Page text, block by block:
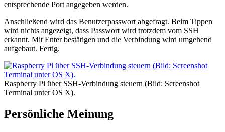
entsprechende Port angegeben werden.
Anschließend wird das Benutzerpasswort abgefragt. Beim Tippen
wird nichts angezeigt, dass Passwort wird trotzdem vom SSH
erkannt. Mit Enter bestätigen und die Verbindung wird umgehend
aufgebaut. Fertig.
Raspberry Pi über SSH-Verbindung steuern (Bild: Screenshot
Terminal unter OS X).
Persönliche Meinung